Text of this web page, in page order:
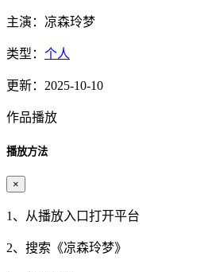
主演：凉森玲梦
类型： 个人
更新：2025-10-10
作品播放
播放方法
×
1、从播放入口打开平台
2、搜索《凉森玲梦》